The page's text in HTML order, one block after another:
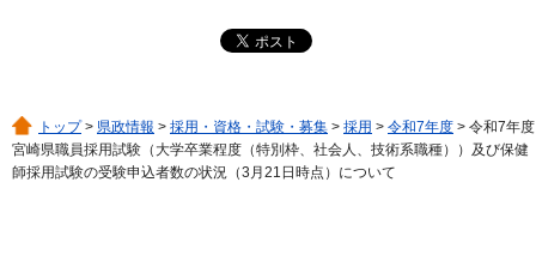
トップ> 県政情報 > 採用・資格・試験・募集 > 採用 > 令和7年度 > 令和7年度
宮崎県職員採用試験（大学卒業程度（特別枠、社会人、技術系職種））及び保健
師採用試験の受験申込者数の状況（3月21日時点）について